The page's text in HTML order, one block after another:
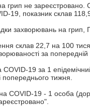
грип не зареєстровано.
19, показник склав
захворювань на
склав 22,7 на 100
за попередній
COVID-19 за 1
попереднього тижня.
COVID-19 - 1 особа